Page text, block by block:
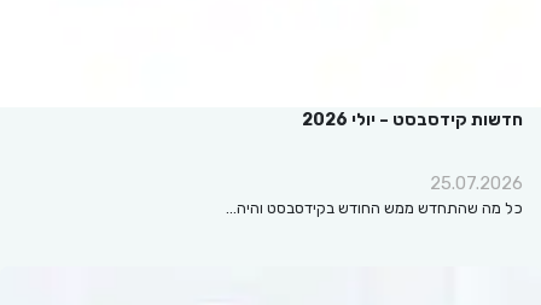
חדשות קידסבסט – יולי 2026
25.07.2026
כל מה שהתחדש ממש החודש בקידסבסט והיה…